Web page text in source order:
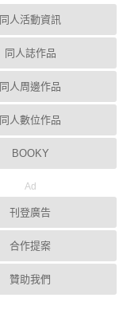
同人活動資訊
同人誌作品
同人周邊作品
同人數位作品
BOOKY
Ad
刊登廣告
合作提案
贊助我們